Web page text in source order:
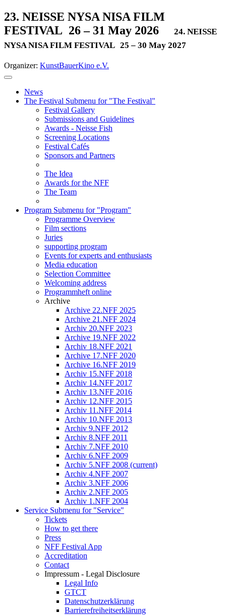
23. NEISSE NYSA NISA FILM
FESTIVAL 26 – 31 May 2026
24. NEISSE
NYSA NISA FILM FESTIVAL 25 – 30 May 2027
Organizer: KunstBauerKino e.V.
News
The Festival Submenu for "The Festival"
Festival Gallery
Submissions and Guidelines
Awards - Neisse Fish
Screening Locations
Festival Cafés
Sponsors and Partners
The Idea
Awards for the NFF
The Team
Program Submenu for "Program"
Programme Overview
Film sections
Juries
supporting program
Events for experts and enthusiasts
Media education
Selection Committee
Welcoming address
Programmheft online
Archive
Archive 22.NFF 2025
Archive 21.NFF 2024
Archiv 20.NFF 2023
Archive 19.NFF 2022
Archiv 18.NFF 2021
Archive 17.NFF 2020
Archive 16.NFF 2019
Archiv 15.NFF 2018
Archiv 14.NFF 2017
Archiv 13.NFF 2016
Archiv 12.NFF 2015
Archiv 11.NFF 2014
Archiv 10.NFF 2013
Archiv 9.NFF 2012
Archiv 8.NFF 2011
Archiv 7.NFF 2010
Archiv 6.NFF 2009
Archiv 5.NFF 2008 (current)
Archiv 4.NFF 2007
Archiv 3.NFF 2006
Archiv 2.NFF 2005
Archiv 1.NFF 2004
Service Submenu for "Service"
Tickets
How to get there
Press
NFF Festival App
Accreditation
Contact
Impressum - Legal Disclosure
Legal Info
GTCT
Datenschutzerklärung
Barrierefreiheitserklärung